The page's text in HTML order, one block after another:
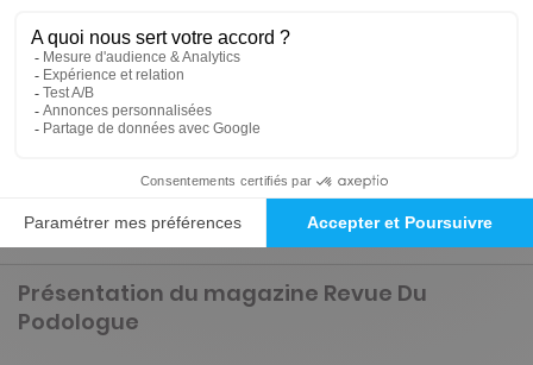
Abonnement 1 an
6 n° • Papier Offre réservée aux étudiants
74€00 Tarif Kiosque :
Tarif France métropolitaine
Renouvellement à date d’anniversaire
Présentation du magazine Revue Du
Podologue